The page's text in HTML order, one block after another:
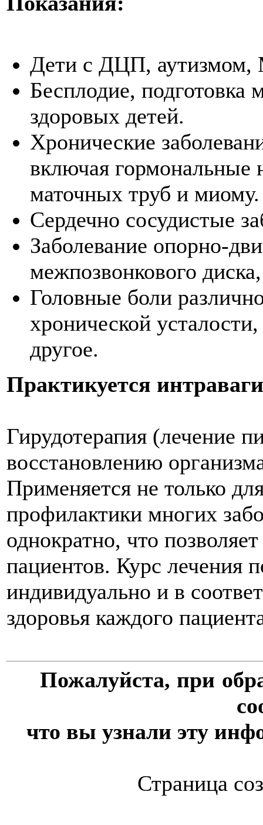
Дети с ДЦП,
Бесплодие, подготовка
здоровых детей.
Хронические
включая гормональные
маточных труб и миому.
Сердечно сосудистые
Заболевание опорно-
межпозвонкового
Головные боли
хронической
другое.
Практикуется
Гирудотерапия (лечение
восстановлению
Применяется не только
профилактики многих
однократно, что
пациентов. Курс лечения
индивидуально и в
здоровья каждого
Пожалуйста, при
что вы узнали эту
Страница